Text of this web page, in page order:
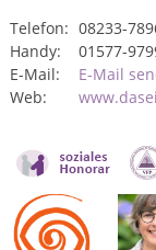
Telefon: 08233-
Handy:
01577-
E-Mail:
E-Mail
Web: